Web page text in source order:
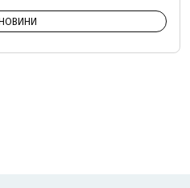
НОВИНИ